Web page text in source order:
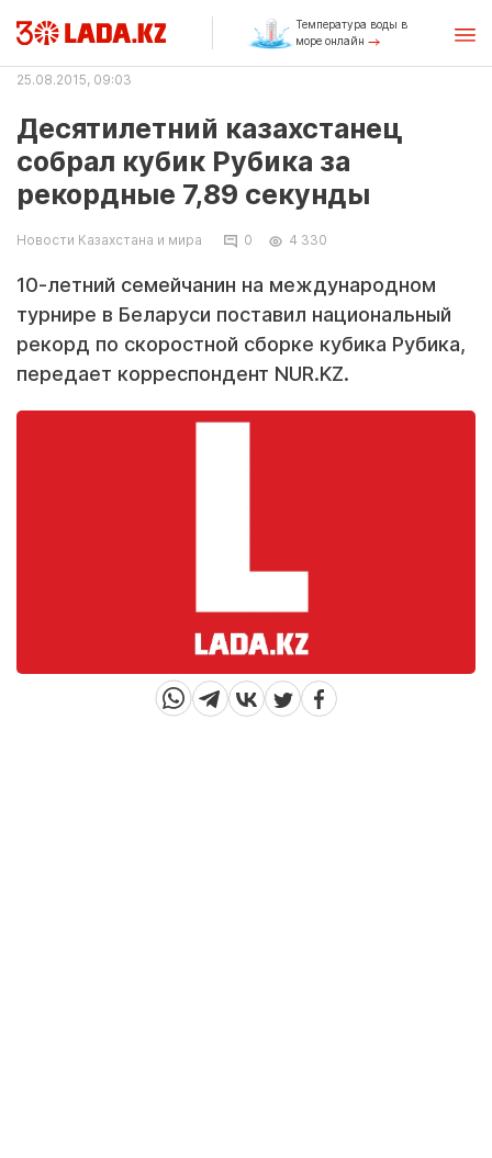
Температура воды в
море онлайн
25.08.2015, 09:03
Десятилетний казахстанец
собрал кубик Рубика за
рекордные 7,89 секунды
Новости Казахстана и мира 0 4 330
10-летний семейчанин на международном
турнире в Беларуси поставил национальный
рекорд по скоростной сборке кубика Рубика,
передает корреспондент NUR.KZ.